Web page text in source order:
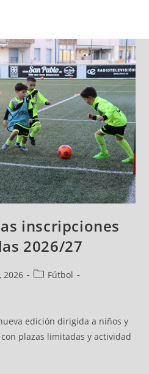
inscripciones
2026/27
2026
Fútbol
edición dirigida a niños y
plazas limitadas y actividad